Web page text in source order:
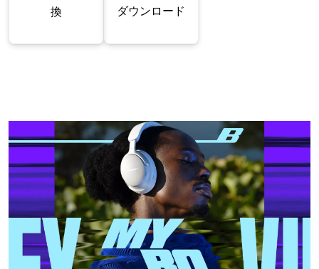
換
ダウンロード